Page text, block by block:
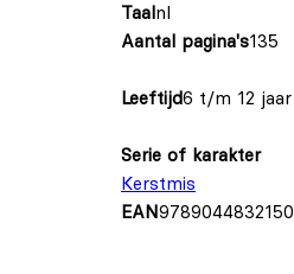
Taalnl
Aantal pagina's135
Leeftijd6 t/m 12 jaar
Serie of karakter
Kerstmis
EAN9789044832150